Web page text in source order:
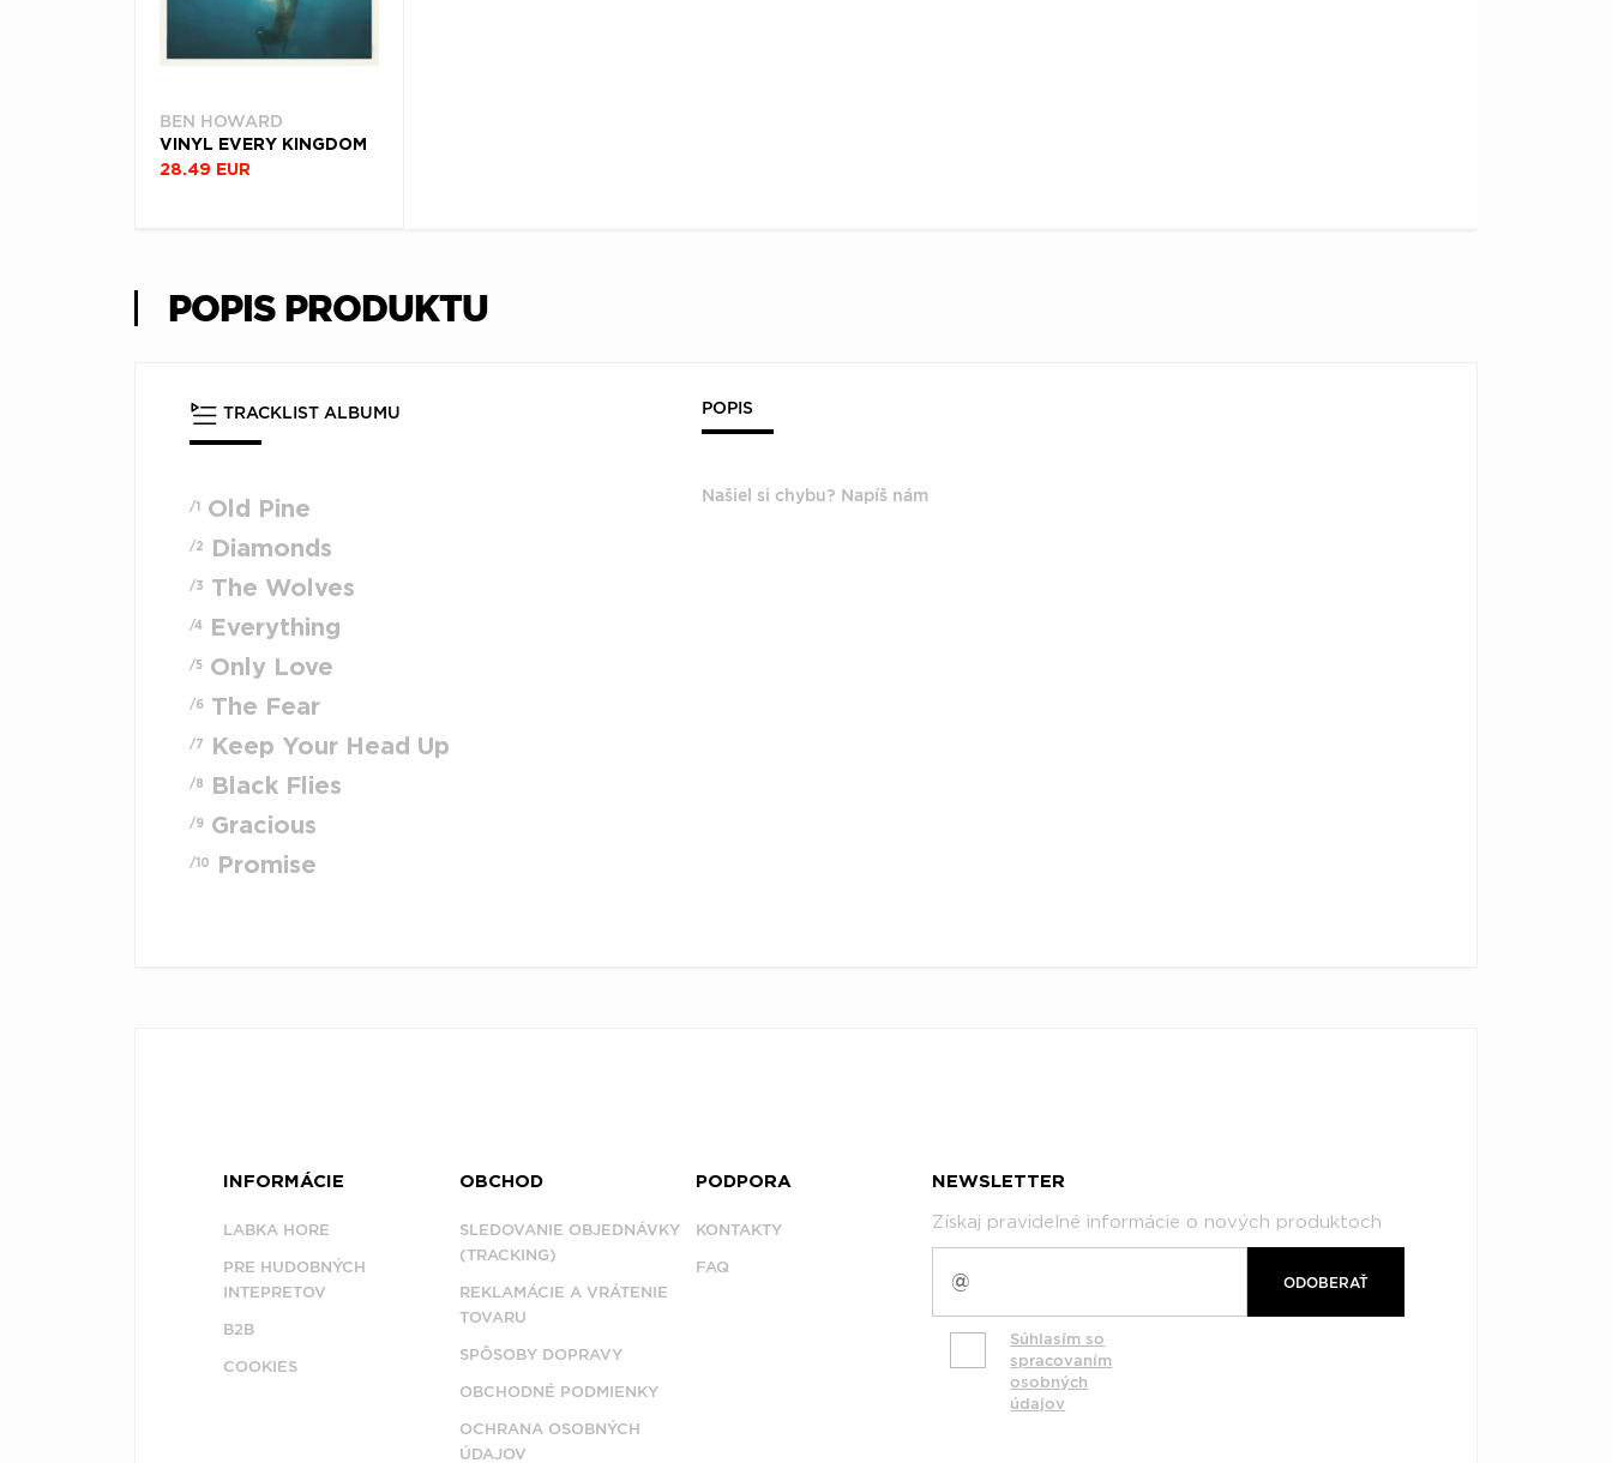
BEN HOWARD
VINYL EVERY KINGDOM
28.49 EUR
POPIS PRODUKTU
TRACKLIST ALBUMU
/1 Old Pine
/2 Diamonds
/3 The Wolves
/4 Everything
/5 Only Love
/6 The Fear
/7 Keep Your Head Up
/8 Black Flies
/9 Gracious
/10 Promise
POPIS
Našiel si chybu? Napíš nám
INFORMÁCIE
LABKA HORE
PRE HUDOBNÝCH
INTEPRETOV
B2B
COOKIES
OBCHOD
SLEDOVANIE OBJEDNÁVKY
(TRACKING)
REKLAMÁCIE A VRÁTENIE
TOVARU
SPÔSOBY DOPRAVY
OBCHODNÉ PODMIENKY
OCHRANA OSOBNÝCH
ÚDAJOV
PODPORA
KONTAKTY
FAQ
NEWSLETTER
Získaj pravidelné informácie o nových produktoch
ODOBERAŤ
Súhlasím so
spracovaním
osobných
údajov